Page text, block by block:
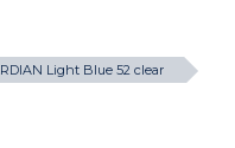
Light Blue 52 clear